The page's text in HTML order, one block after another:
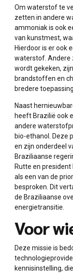
Om waterstof te
zetten in andere
ammoniak is ook
van kunstmest,
Hierdoor is er ook
waterstof. Andere
wordt gekeken,
brandstoffen en
bredere
Naast
heeft Brazilië ook
andere
bio-ethanol. Deze
en zijn onderdeel
Braziliaanse
Rutte en
als een van de
besproken. Dit
de Braziliaanse
energietransitie.
Voor
Deze missie is
kennisinstelling,